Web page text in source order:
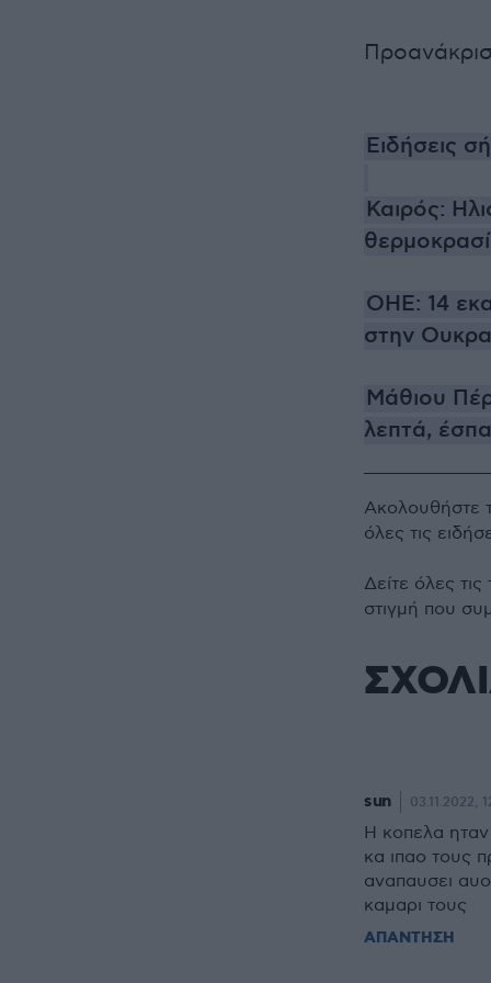
Ειδήσεις
Καιρός:
ΟΗΕ: 14
στην
Μάθιου
λεπτά,
Ακολουθήστε
όλες τις
Δείτε όλες τις
στιγμή που
sun 03.11.2022,
Η κοπελα ηταν
κα ιπαο τους
αναπαυσει
καμαρι τους
ΑΠΑΝΤΗΣΗ